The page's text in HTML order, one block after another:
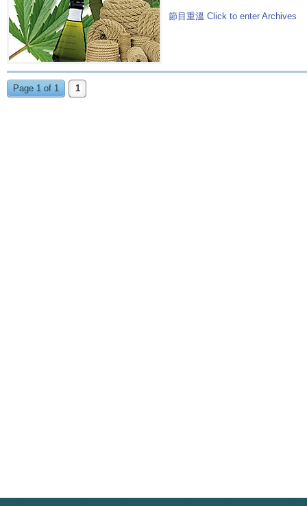
節目重溫 Click to enter Archives
Page 1 of 1 1